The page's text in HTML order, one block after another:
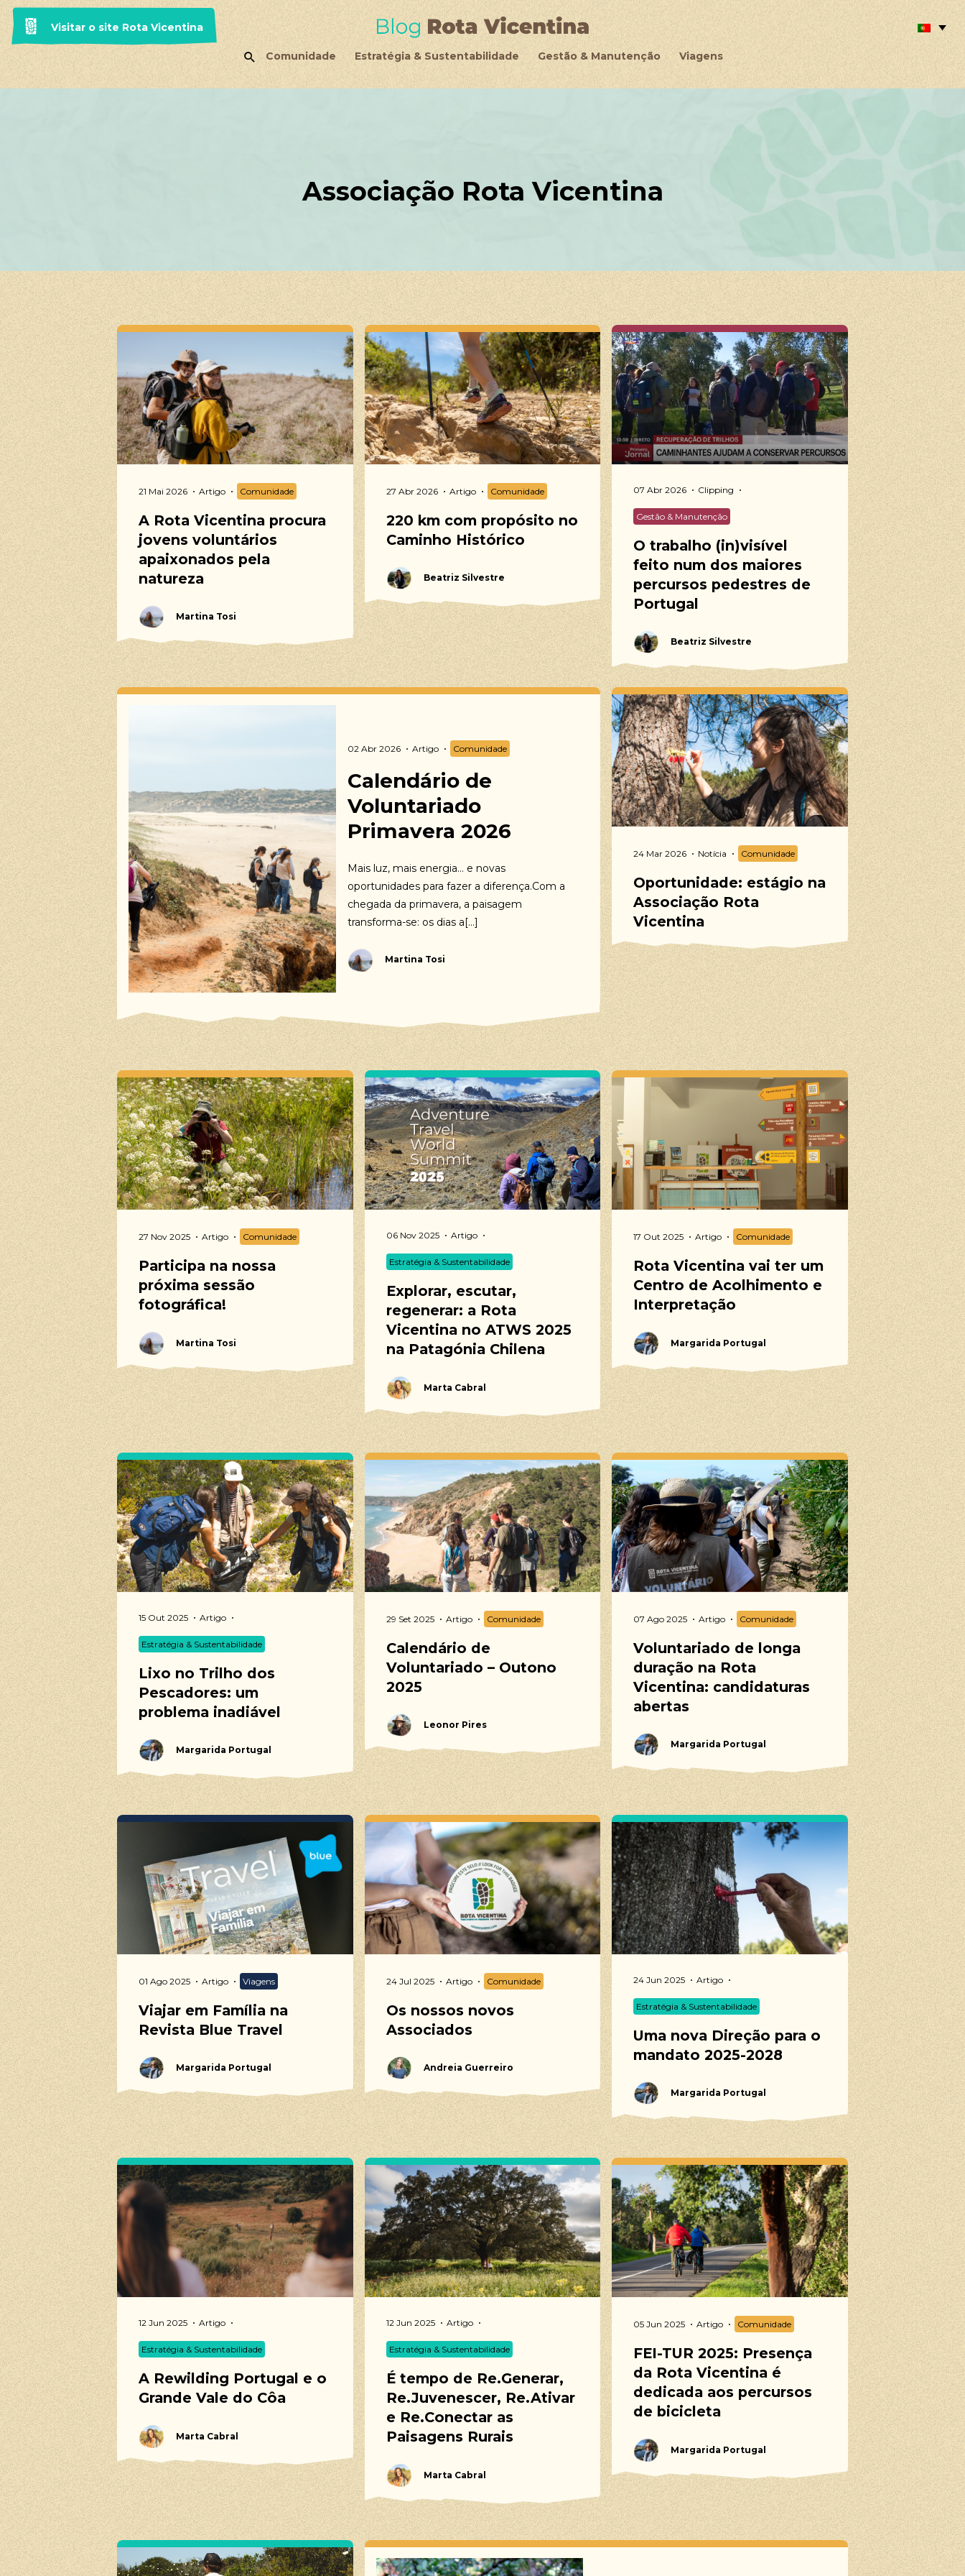
Visitar o site Rota Vicentina
Comunidade Estratégia & Sustentabilidade Gestão & Manutenção Viagens
Associação Rota Vicentina
21 Mai 2026 Artigo Comunidade
A Rota Vicentina procura
jovens voluntários
apaixonados pela
natureza
Martina Tosi
27 Abr 2026 Artigo Comunidade
220 km com propósito no
Caminho Histórico
Beatriz Silvestre
07 Abr 2026 Clipping
Gestão & Manutenção
O trabalho (in)visível
feito num dos maiores
percursos pedestres de
Portugal
Beatriz Silvestre
02 Abr 2026 Artigo Comunidade
Calendário de
Voluntariado
Primavera 2026
Mais luz, mais energia… e novas
oportunidades para fazer a diferença.Com a
chegada da primavera, a paisagem
transforma-se: os dias a[...]
Martina Tosi
24 Mar 2026 Notícia Comunidade
Oportunidade: estágio na
Associação Rota
Vicentina
27 Nov 2025 Artigo Comunidade
Participa na nossa
próxima sessão
fotográfica!
Martina Tosi
06 Nov 2025 Artigo
Estratégia & Sustentabilidade
Explorar, escutar,
regenerar: a Rota
Vicentina no ATWS 2025
na Patagónia Chilena
Marta Cabral
17 Out 2025 Artigo Comunidade
Rota Vicentina vai ter um
Centro de Acolhimento e
Interpretação
Margarida Portugal
15 Out 2025 Artigo
Estratégia & Sustentabilidade
Lixo no Trilho dos
Pescadores: um
problema inadiável
Margarida Portugal
29 Set 2025 Artigo Comunidade
Calendário de
Voluntariado – Outono
2025
Leonor Pires
07 Ago 2025 Artigo Comunidade
Voluntariado de longa
duração na Rota
Vicentina: candidaturas
abertas
Margarida Portugal
01 Ago 2025 Artigo Viagens
Viajar em Família na
Revista Blue Travel
Margarida Portugal
24 Jul 2025 Artigo Comunidade
Os nossos novos
Associados
Andreia Guerreiro
24 Jun 2025 Artigo
Estratégia & Sustentabilidade
Uma nova Direção para o
mandato 2025-2028
Margarida Portugal
12 Jun 2025 Artigo
Estratégia & Sustentabilidade
A Rewilding Portugal e o
Grande Vale do Côa
Marta Cabral
12 Jun 2025 Artigo
Estratégia & Sustentabilidade
É tempo de Re.Generar,
Re.Juvenescer, Re.Ativar
e Re.Conectar as
Paisagens Rurais
Marta Cabral
05 Jun 2025 Artigo Comunidade
FEI-TUR 2025: Presença
da Rota Vicentina é
dedicada aos percursos
de bicicleta
Margarida Portugal
As nossas sugestões
Trilhos Pedestres, Trilho dos Pescadores, Caminho Histórico, Percursos Circulares,
Percursos de Bicicleta, BTT, Cicloturismo, Gravel, Voluntariado, Life Volunteer Escapes,
Voluntariado de longa duração, Voluntariado de curta duração